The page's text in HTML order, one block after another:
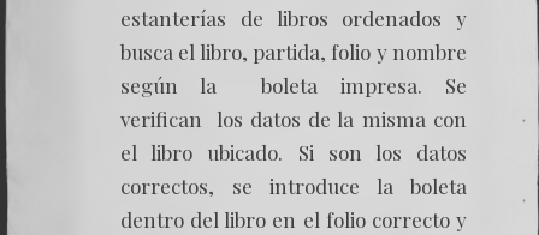
estanterías de libros ordenados y
busca el libro, partida, folio y nombre
según la boleta impresa. Se
verifican los datos de la misma con
el libro ubicado. Si son los datos
correctos, se introduce la boleta
dentro del libro en el folio correcto y